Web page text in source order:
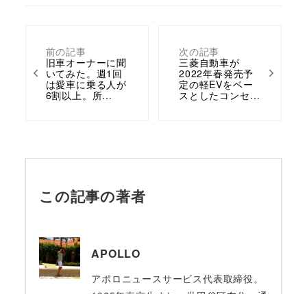
前の記事
旧車オーナーに聞
いてみた。週1回
は愛車に乗る人が
6割以上。所…
次の記事
三菱自動車が
2022年春発売予
定の軽EVをベー
スとしたコンセ…
この記事の著者
APOLLO
アポロニュースサービス代表取締役。